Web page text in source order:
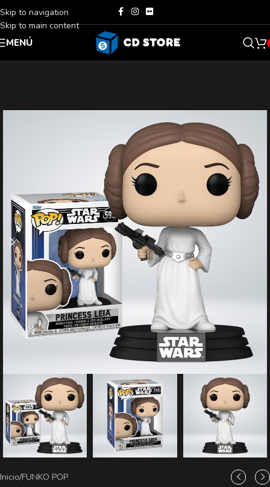
Skip to navigation
Skip to main content
MENÚ
Inicio/FUNKO POP